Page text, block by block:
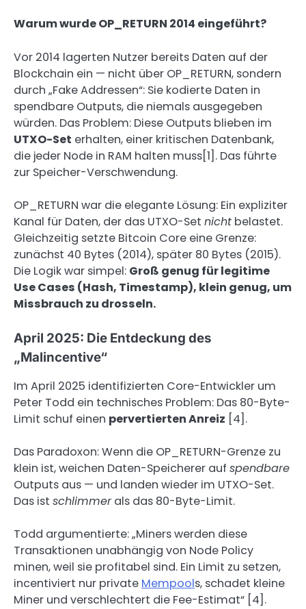
Warum wurde OP_RETURN 2014 eingeführt?
Vor 2014 lagerten Nutzer bereits Daten auf der
Blockchain ein — nicht über OP_RETURN, sondern
durch „Fake Addressen“: Sie kodierte Daten in
spendbare Outputs, die niemals ausgegeben
würden. Das Problem: Diese Outputs blieben im
UTXO-Set erhalten, einer kritischen Datenbank,
die jeder Node in RAM halten muss[1]. Das führte
zur Speicher-Verschwendung.
OP_RETURN war die elegante Lösung: Ein expliziter
Kanal für Daten, der das UTXO-Set nicht belastet.
Gleichzeitig setzte Bitcoin Core eine Grenze:
zunächst 40 Bytes (2014), später 80 Bytes (2015).
Die Logik war simpel: Groß genug für legitime
Use Cases (Hash, Timestamp), klein genug, um
Missbrauch zu drosseln.
April 2025: Die Entdeckung des
„Malincentive“
Im April 2025 identifizierten Core-Entwickler um
Peter Todd ein technisches Problem: Das 80-Byte-
Limit schuf einen pervertierten Anreiz [4].
Das Paradoxon: Wenn die OP_RETURN-Grenze zu
klein ist, weichen Daten-Speicherer auf spendbare
Outputs aus — und landen wieder im UTXO-Set.
Das ist schlimmerals das 80-Byte-Limit.
Todd argumentierte: „Miners werden diese
Transaktionen unabhängig von Node Policy
minen, weil sie profitabel sind. Ein Limit zu setzen,
incentiviert nur private Mempools, schadet kleine
Miner und verschlechtert die Fee-Estimat“ [4].